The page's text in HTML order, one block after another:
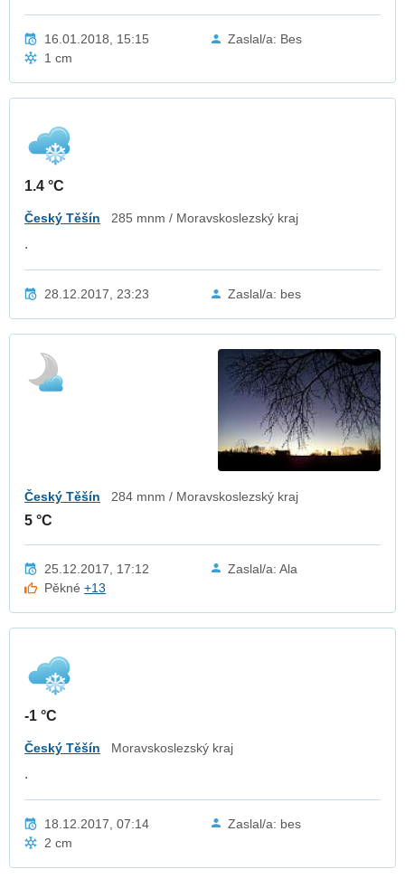
16.01.2018, 15:15
Zaslal/a: Bes
1 cm
1.4 °C
Český Těšín 285 mnm / Moravskoslezský kraj
.
28.12.2017, 23:23 Zaslal/a: bes
Český Těšín 284 mnm / Moravskoslezský kraj
5 °C
25.12.2017, 17:12
Zaslal/a: Ala
Pěkné+13
-1 °C
Český Těšín Moravskoslezský kraj
.
18.12.2017, 07:14
Zaslal/a: bes
2 cm